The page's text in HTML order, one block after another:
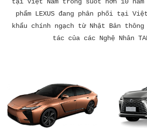
tại Việt Nam trong suốt hơn 10
phẩm LEXUS đang phân phối tại
khẩu chính ngạch từ Nhật Bản
tác của các Nghệ Nhân